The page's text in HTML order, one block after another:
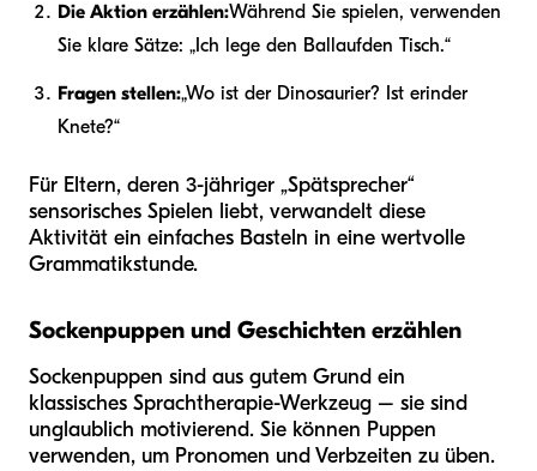
Die Aktion erzählen:Während Sie spielen, verwenden
Sie klare Sätze: „Ich lege den Ball aufden Tisch.“
Fragen stellen:„Wo ist der Dinosaurier? Ist erinder
Knete?“
Für Eltern, deren 3-jähriger „Spätsprecher“
sensorisches Spielen liebt, verwandelt diese
Aktivität ein einfaches Basteln in eine wertvolle
Grammatikstunde.
Sockenpuppen und Geschichten erzählen
Sockenpuppen sind aus gutem Grund ein
klassisches Sprachtherapie-Werkzeug – sie sind
unglaublich motivierend. Sie können Puppen
verwenden, um Pronomen und Verbzeiten zu üben.